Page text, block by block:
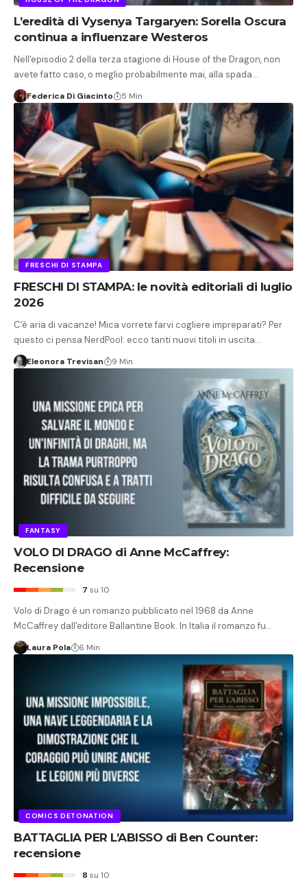
L’eredità di Vysenya Targaryen: Sorella Oscura
continua a influenzare Westeros
Nell'episodio 2 della terza stagione di House of the Dragon, non
avete fatto caso, o meglio probabilmente mai, alla spada…
Federica Di Giacinto 5 Min
FRESCHI DI STAMPA
FRESCHI DI STAMPA: le novità editoriali di luglio
2026
C'è aria di vacanze! Mica vorrete farvi cogliere impreparati? Per
questo ci pensa NerdPool: ecco tanti nuovi titoli in uscita…
Eleonora Trevisan 9 Min
FANTASY
VOLO DI DRAGO di Anne McCaffrey:
Recensione
7 su 10
Volo di Drago é un romanzo pubblicato nel 1968 da Anne
McCaffrey dall'editore Ballantine Book. In Italia il romanzo fu…
Laura Pola 6 Min
COMICS DETONATION
BATTAGLIA PER L’ABISSO di Ben Counter:
recensione
8 su 10